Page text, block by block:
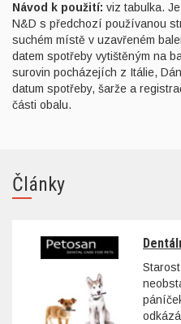
Návod k použití: viz tabulka.
N&D s předchozí používanou
suchém místě v uzavřeném
datem spotřeby vytištěným na
surovin pocházejích z Itálie,
datum spotřeby, šarže a
části obalu.
Články